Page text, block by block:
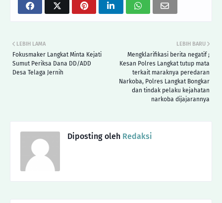
LEBIH BARU
Mengklarifikasi berita negatif ;
Kesan Polres Langkat tutup mata
terkait maraknya peredaran
Narkoba, Polres Langkat Bongkar
dan tindak pelaku kejahatan
narkoba dijajarannya
LEBIH LAMA
Fokusmaker Langkat Minta Kejati
Sumut Periksa Dana DD/ADD
Desa Telaga Jernih
Diposting oleh Redaksi